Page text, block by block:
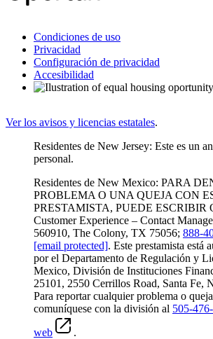
Condiciones de uso
Privacidad
Configuración de privacidad
Accesibilidad
Ver los avisos y licencias estatales.
Residentes de New Jersey: Este es un
personal.
Residentes de New Mexico: PARA
PROBLEMA O UNA QUEJA CON
PRESTAMISTA, PUEDE
Customer Experience – Contact
560910, The Colony, TX 75056; 888-
[email protected]. Este prestamista está
por el Departamento de Regulación y
Mexico, División de Instituciones
25101, 2550 Cerrillos Road, Santa Fe,
Para reportar cualquier problema o
comuníquese con la división al 505-
web
.